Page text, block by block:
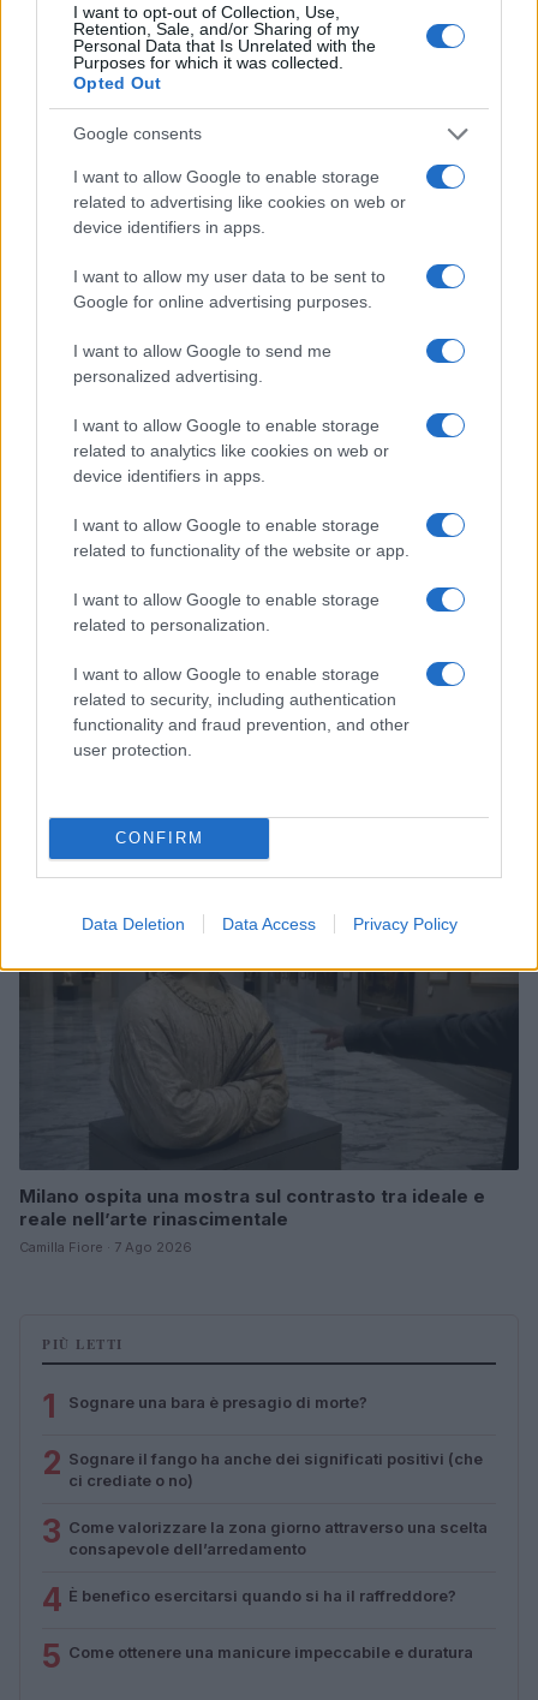
I want to opt-out of Collection, Use,
Retention, Sale, and/or Sharing of my
Personal Data that Is Unrelated with the
Purposes for which it was collected.
Opted Out
Google consents
I want to allow Google to enable storage
related to advertising like cookies on web or
device identifiers in apps.
I want to allow my user data to be sent to
Google for online advertising purposes.
I want to allow Google to send me
personalized advertising.
I want to allow Google to enable storage
related to analytics like cookies on web or
device identifiers in apps.
I want to allow Google to enable storage
related to functionality of the website or app.
I want to allow Google to enable storage
related to personalization.
I want to allow Google to enable storage
related to security, including authentication
functionality and fraud prevention, and other
user protection.
CONFIRM
Data Deletion Data Access Privacy Policy
Emma trasforma il bikini animalier in un must-have
glamour
Cristian Castiglioni · 7 Ago 2026
LIFESTYLE
Le nuove Havaianas Kitten Heel debuttano a
BELLEZZA
Milano ospita una mostra sul contrasto tra ideale e
reale nell’arte rinascimentale
Camilla Fiore · 7 Ago 2026
PIÙ LETTI
1 Sognare una bara è presagio di morte?
2 Sognare il fango ha anche dei significati positivi (che
ci crediate o no)
3 Come valorizzare la zona giorno attraverso una scelta
consapevole dell’arredamento
4 È benefico esercitarsi quando si ha il raffreddore?
5 Come ottenere una manicure impeccabile e duratura